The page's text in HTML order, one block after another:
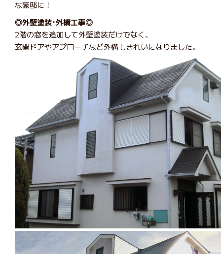
な豪邸に！
◎外壁塗装･外構工事◎
2階の窓を追加して外壁塗装だけでなく、
玄関ドアやアプローチなど外構もきれいになりました。